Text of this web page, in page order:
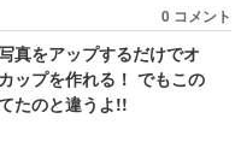
0 コメント
真をアップするだけでオ
ップを作れる！ でもこの
たのと違うよ!!